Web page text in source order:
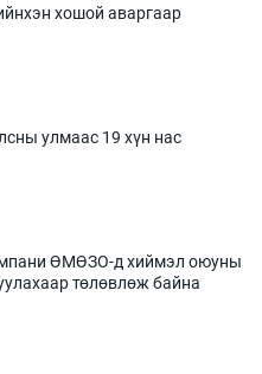
хошой аваргаар
улмаас 19 хүн нас
ӨМӨЗО-д хиймэл оюуны
төлөвлөж байна